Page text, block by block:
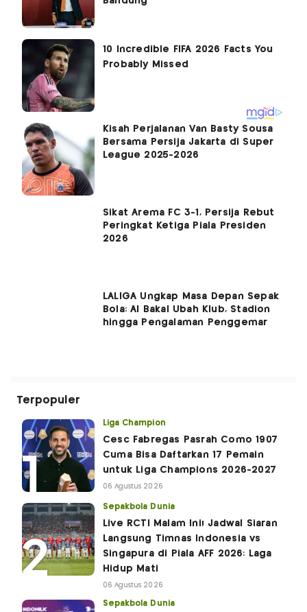
Kisah Perjalanan Van Basty Sousa
Bersama Persija Jakarta di Super
League 2025-2026
Sikat Arema FC 3-1, Persija Rebut
Peringkat Ketiga Piala Presiden
2026
LALIGA Ungkap Masa Depan Sepak
Bola: AI Bakal Ubah Klub, Stadion
hingga Pengalaman Penggemar
Terpopuler
Liga Champion
Cesc Fabregas Pasrah Como 1907
Cuma Bisa Daftarkan 17 Pemain
untuk Liga Champions 2026-2027
06 Agustus 2026
Sepakbola Dunia
Live RCTI Malam Ini! Jadwal Siaran
Langsung Timnas Indonesia vs
Singapura di Piala AFF 2026: Laga
Hidup Mati
06 Agustus 2026
Sepakbola Dunia